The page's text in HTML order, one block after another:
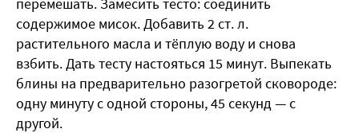
содержимое мисок. Добавить 2 ст. л.
растительного масла и тёплую воду и снова
взбить. Дать тесту настояться 15 минут. Выпекать
блины на предварительно разогретой сковороде:
одну минуту с одной стороны, 45 секунд — с
другой.